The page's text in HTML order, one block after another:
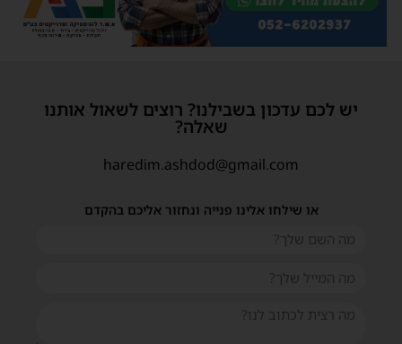
יש לכם עדכון בשבילנו? רוצים לשאול אותנו
שאלה?
haredim.ashdod@gmail.com
או שילחו אלינו פנייה ונחזור אליכם בהקדם